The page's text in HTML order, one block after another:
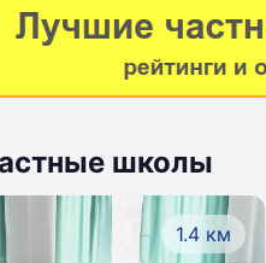
и одновременно
дыхательную
тесно связана
системой,
школы
1.4 км